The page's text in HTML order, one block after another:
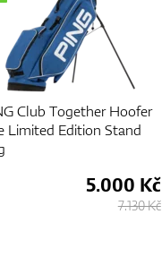
Club Together Hoofer
Limited Edition Stand
5.000 Kč
7.130 Kč